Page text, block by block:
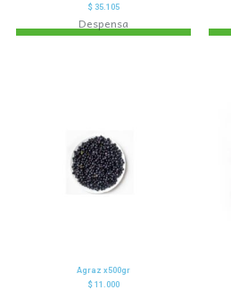
$35.105
Despensa
Agraz x500gr
$11.000